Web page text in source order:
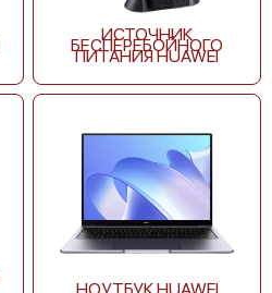
ИСТОЧНИК
БЕСПЕРЕБОЙНОГО
ПИТАНИЯ HUAWEI